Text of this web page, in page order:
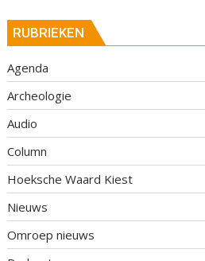
RUBRIEKEN
Agenda
Archeologie
Audio
Column
Hoeksche Waard Kiest
Nieuws
Omroep nieuws